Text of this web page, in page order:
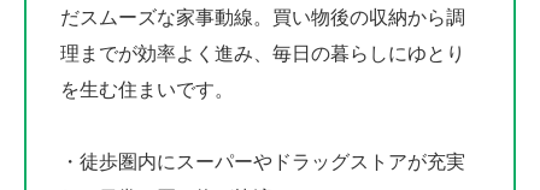
だスムーズな家事動線。買い物後の収納から調
理までが効率よく進み、毎日の暮らしにゆとり
を生む住まいです。
・徒歩圏内にスーパーやドラッグストアが充実